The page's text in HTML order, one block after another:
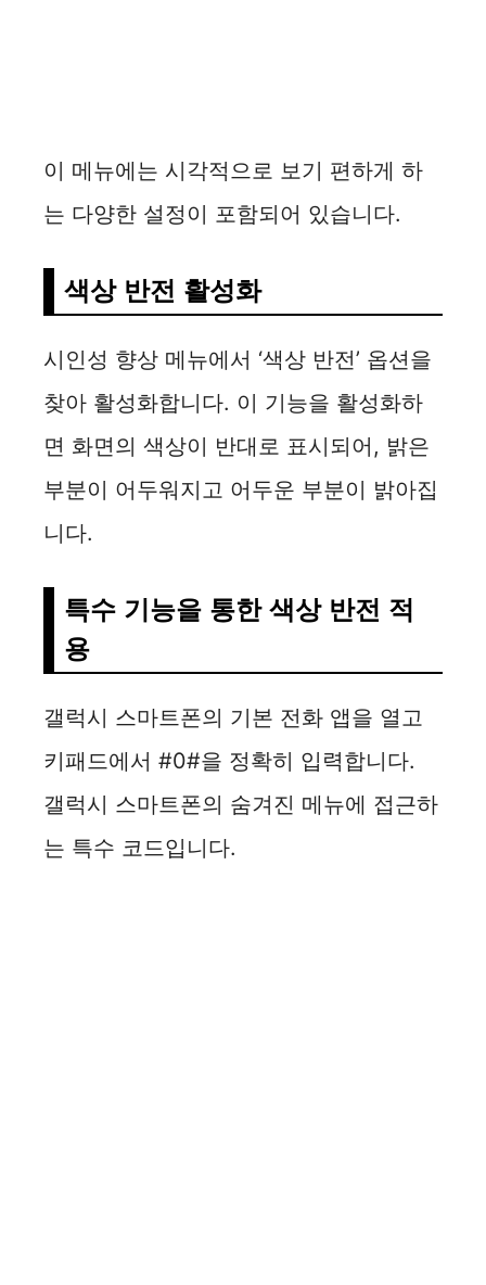
이 메뉴에는 시각적으로 보기 편하게 하
는 다양한 설정이 포함되어 있습니다.
색상 반전 활성화
시인성 향상 메뉴에서 ‘색상 반전’ 옵션을
찾아 활성화합니다. 이 기능을 활성화하
면 화면의 색상이 반대로 표시되어, 밝은
부분이 어두워지고 어두운 부분이 밝아집
니다.
특수 기능을 통한 색상 반전 적
용
갤럭시 스마트폰의 기본 전화 앱을 열고
키패드에서 #0#을 정확히 입력합니다.
갤럭시 스마트폰의 숨겨진 메뉴에 접근하
는 특수 코드입니다.